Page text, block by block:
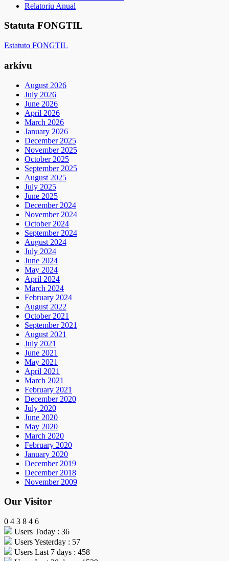
Relatoriu Anual
Statuta FONGTIL
Estatuto FONGTIL
arkivu
August 2026
July 2026
June 2026
April 2026
March 2026
January 2026
December 2025
November 2025
October 2025
September 2025
August 2025
July 2025
June 2025
December 2024
November 2024
October 2024
September 2024
August 2024
July 2024
June 2024
May 2024
April 2024
March 2024
February 2024
August 2022
October 2021
September 2021
August 2021
July 2021
June 2021
May 2021
April 2021
March 2021
February 2021
December 2020
July 2020
June 2020
May 2020
March 2020
February 2020
January 2020
December 2019
December 2018
November 2009
Our Visitor
0 4 3 8 4 6
Users Today : 36
Users Yesterday : 57
Users Last 7 days : 458